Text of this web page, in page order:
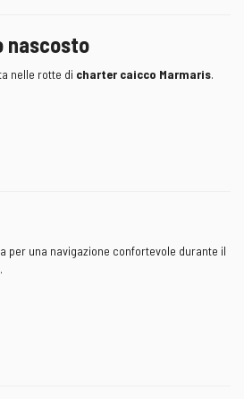
nascosto
nelle rotte di charter caicco Marmaris.
per una navigazione confortevole durante il
.